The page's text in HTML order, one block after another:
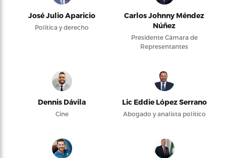
José Julio Aparicio
Política y derecho
Carlos Johnny Méndez
Núñez
Presidente Cámara de
Representantes
Dennis Dávila
Cine
Lic Eddie López Serrano
Abogado y analista político